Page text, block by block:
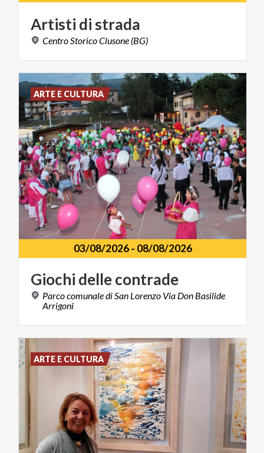
Artisti di strada
Centro StoricoClusone (BG)
03/08/2026- 08/08/2026
Giochi dellecontrade
Parco comunale di San Lorenzo Via Don Basilide
Arrigoni
ARTE E CULTURA
ARTE E CULTURA